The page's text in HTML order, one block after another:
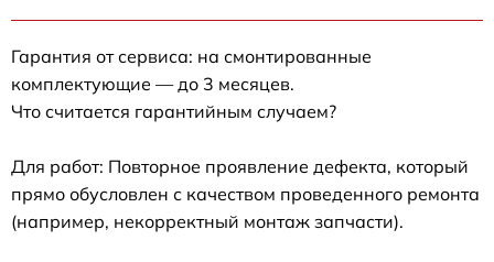
Гарантия от сервиса: на смонтированные
комплектующие — до 3 месяцев.
Что считается гарантийным случаем?
Для работ: Повторное проявление дефекта, который
прямо обусловлен с качеством проведенного ремонта
(например, некорректный монтаж запчасти).